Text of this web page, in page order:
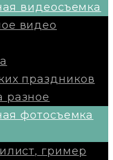
видеосъемка
видео
праздников
разное
фотосъемка
гример